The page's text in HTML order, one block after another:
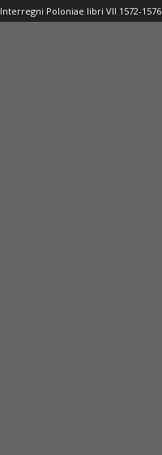
Interregni Poloniae libri VII 1572-1576